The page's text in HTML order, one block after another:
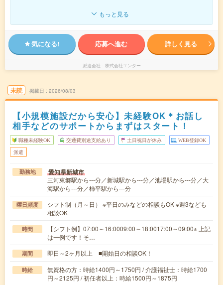
もっと見る
気になる! 応募へ進む 詳しく見る
派遣会社 株式会社エンター
未読 掲載日 2026/08/03
【小規模施設だから安心】未経験OK＊お話し
相手などのサポートからまずはスタート！
職種未経験OK 交通費別途支給あり 土日祝日が休み WEB登録OK
派遣
勤務地 愛知県新城市
三河東郷駅から---分／新城駅から---分／池場駅から---分／大
海駅から---分／柿平駅から---分
曜日頻度
シフト制（月～日） ※平日のみなどの相談もOK ※週3なども
相談OK
時間
【シフト例】07:00～16:0009:00～18:0017:00～09:00※ 上記
は一例です！そ…
期間 即日～2ヶ月以上 ■開始日の相談OK！
時給
無資格の方：時給1400円～1750円 / 介護福祉士：時給1700
円～2125円 / 初任者以上：時給1500円～1875円